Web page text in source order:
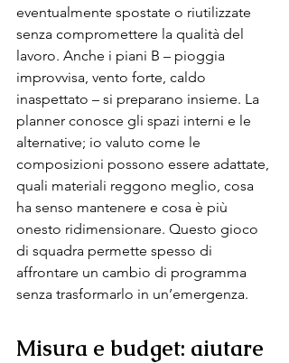
eventualmente spostate o riutilizzate
senza compromettere la qualità del
lavoro. Anche i piani B – pioggia
improvvisa, vento forte, caldo
inaspettato – si preparano insieme. La
planner conosce gli spazi interni e le
alternative; io valuto come le
composizioni possono essere adattate,
quali materiali reggono meglio, cosa
ha senso mantenere e cosa è più
onesto ridimensionare. Questo gioco
di squadra permette spesso di
affrontare un cambio di programma
senza trasformarlo in un’emergenza.
Misura e budget: aiutare